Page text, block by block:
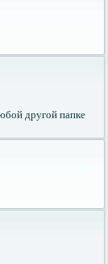
другой папке